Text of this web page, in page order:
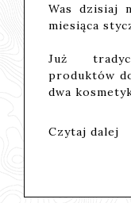
Was dzisiaj
miesiąca
Już
produktów
dwa
Czytaj dalej